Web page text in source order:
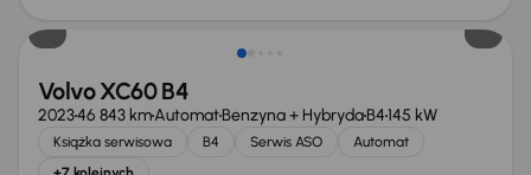
Volvo XC60 B4
202346 843 kmAutomatBenzyna + HybrydaB4145 kW
Książka serwisowa B4 Serwis ASO
Automat